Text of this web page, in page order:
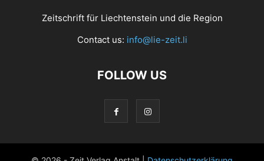
Zeitschrift für Liechtenstein und die Region
Contact us: info@lie-zeit.li
FOLLOW US